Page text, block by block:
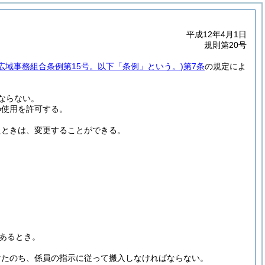
平成12年4月1日
規則第20号
域事務組合条例第15号。以下「条例」という。)第7条の規定によ
ない。
用を許可する。
きは、変更することができる。
るとき。
のち、係員の指示に従って搬入しなければならない。